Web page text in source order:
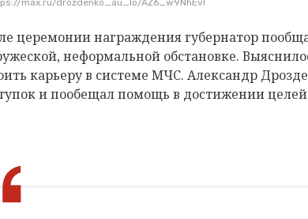
max.ru/drozdenko_au_lo/AZ6_w9NhEvI
церемонии награждения губернатор
неформальной обстановке.
карьеру в системе МЧС. Александр
и пообещал помощь в достижении